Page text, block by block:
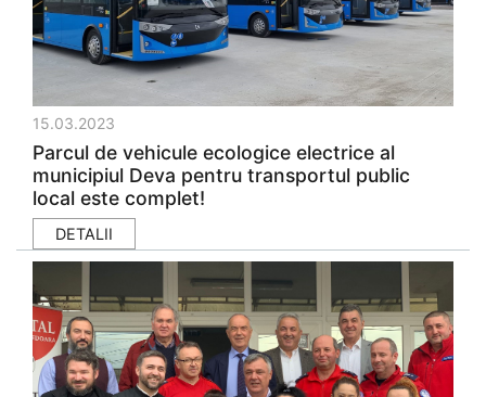
15.03.2023
Parcul de vehicule ecologice electrice al
municipiul Deva pentru transportul public
local este complet!
DETALII